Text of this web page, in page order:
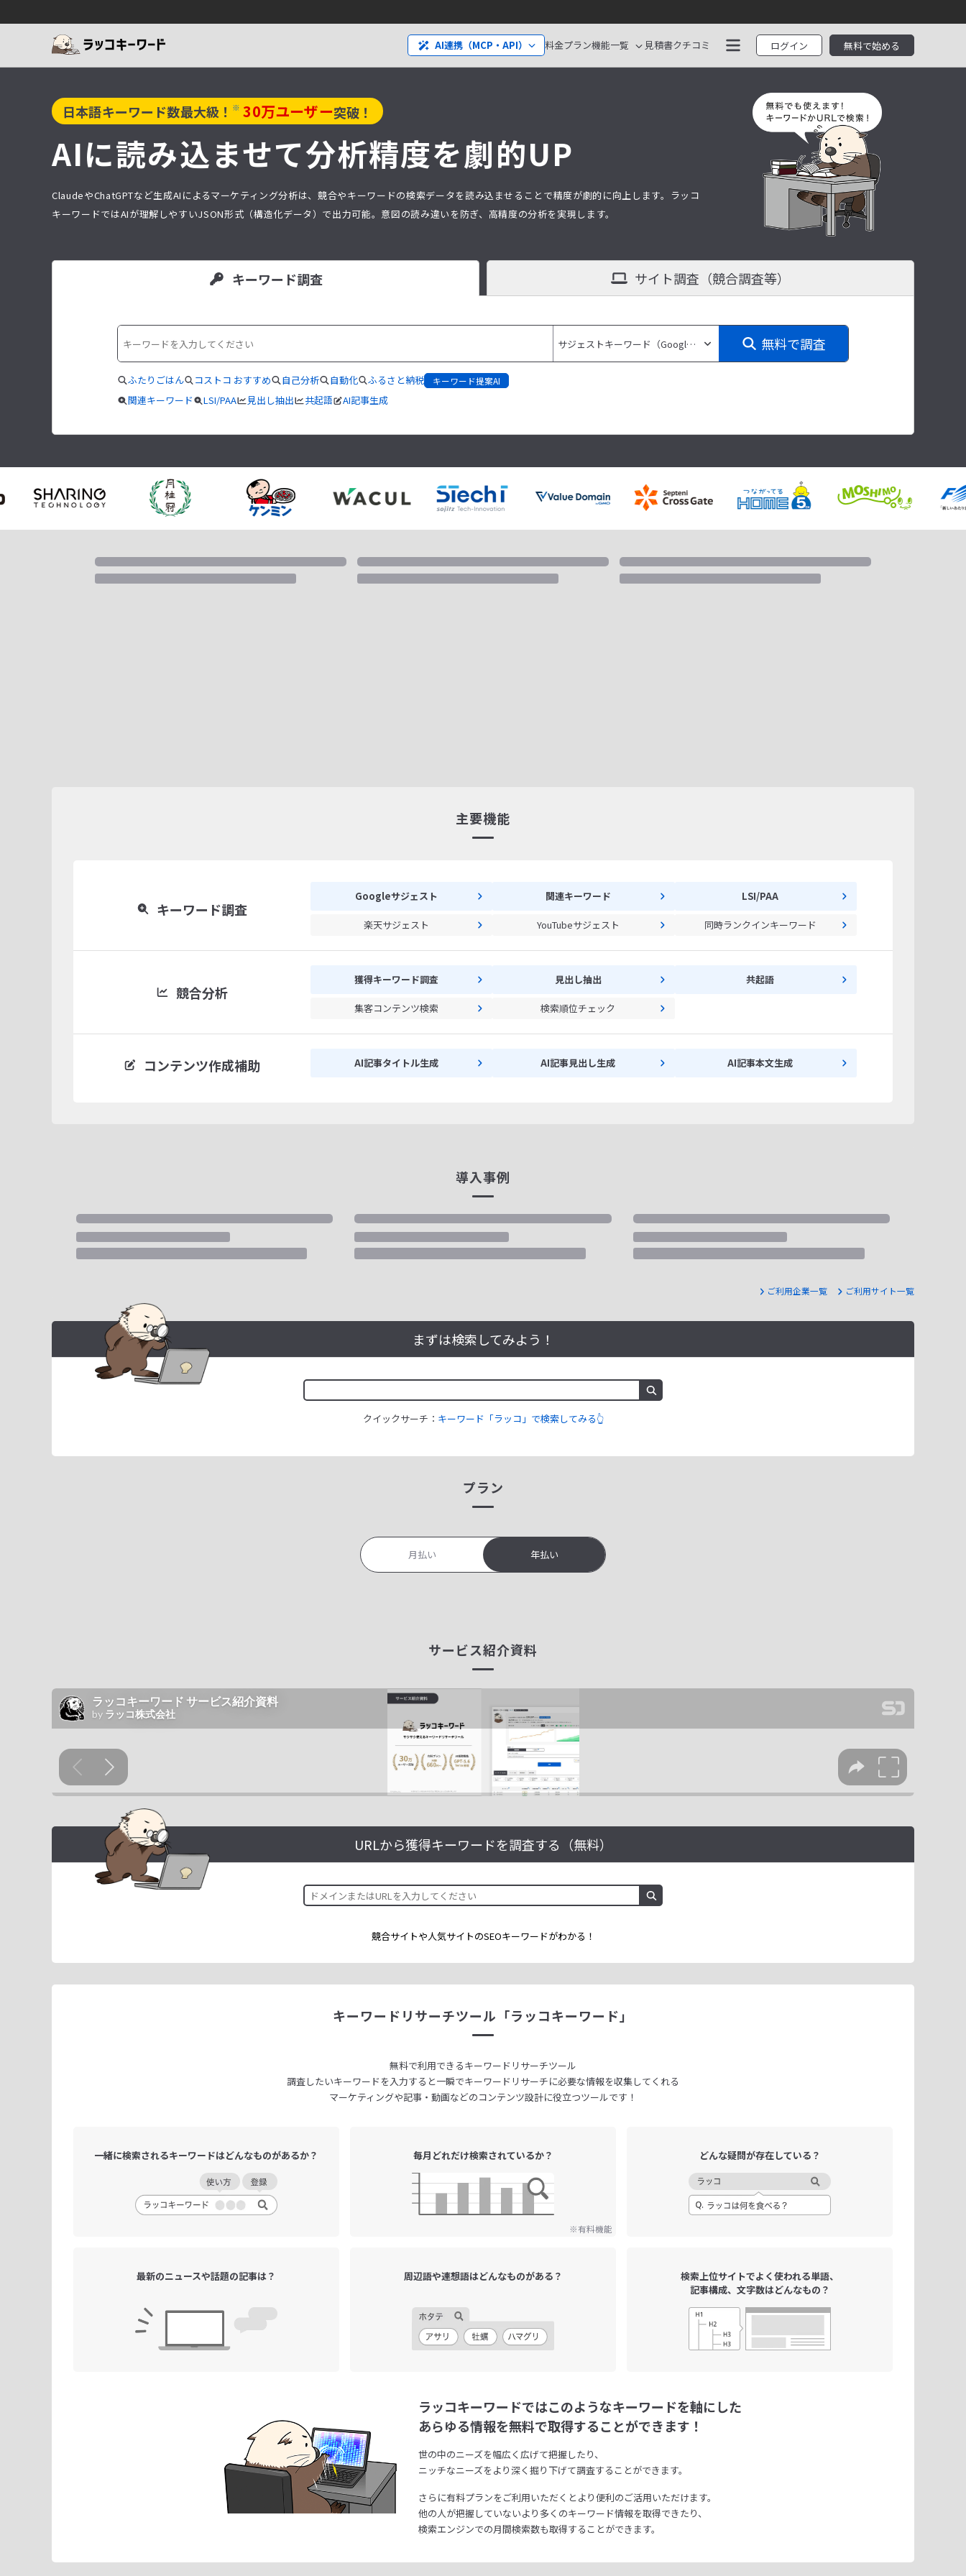
料金プラン機能一覧
AI連携（MCP・API） 見積書クチコミ ログイン 無料で始める
日本語キーワード数最大級！ ※ 30万ユーザー突破！
AIに読み込ませて分析精度を劇的UP
ClaudeやChatGPTなど生成AIによるマーケティング分析は、競合やキーワードの検索データを読み込ませることで精度が劇的に向上します。ラッコ
キーワードではAIが理解しやすいJSON形式（構造化データ）で出力可能。意図の読み違いを防ぎ、高精度の分析を実現します。
キーワード調査 サイト調査 （競合調査等）
無料で調査
ふたりごはん コストコ おすすめ 自己分析 自動化 ふるさと納税 キーワード提案AI
関連キーワード LSI/PAA 見出し抽出 共起語 AI記事生成
主要機能
キーワード調査
Googleサジェスト 関連キーワード LSI/PAA
楽天サジェスト YouTubeサジェスト 同時ランクインキーワード
競合分析
獲得キーワード調査 見出し抽出 共起語
集客コンテンツ検索 検索順位チェック
コンテンツ作成補助 AI記事タイトル生成 AI記事見出し生成 AI記事本文生成
導入事例
ご利用企業一覧 ご利用サイト一覧
まずは検索してみよう！
クイックサーチ： キーワード「ラッコ」で検索してみる👆
プラン
月払い 年払い
サービス紹介資料
URLから獲得キーワードを調査する（無料）
競合サイトや人気サイトのSEOキーワードがわかる！
キーワードリサーチツール 「ラッコキーワード」
無料で利用できるキーワードリサーチツール
調査したいキーワードを入力すると一瞬でキーワードリサーチに必要な情報を収集してくれる
マーケティングや記事・動画などのコンテンツ設計に役立つツールです！
一緒に検索されるキーワードはどんなものがあるか？ 毎月どれだけ検索されているか？
※有料機能
どんな疑問が存在している？
最新のニュースや話題の記事は？ 周辺語や連想語はどんなものがある？ 検索上位サイトでよく使われる単語、
記事構成、文字数はどんなもの？
ラッコキーワードではこのようなキーワードを軸にした
あらゆる情報を無料で取得することができます！
世の中のニーズを幅広く広げて把握したり、
ニッチなニーズをより深く掘り下げて調査することができます。
さらに有料プランをご利用いただくとより便利のご活用いただけます。
他の人が把握していないより多くのキーワード情報を取得できたり、
検索エンジンでの月間検索数も取得することができます。